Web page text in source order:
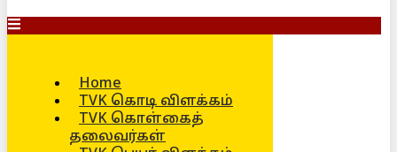
Home
TVK கொடி விளக்கம்
TVK கொள்கைத்
தலைவர்கள்